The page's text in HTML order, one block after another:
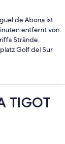
de Abona ist
entfernt von:
Strände.
Golf del Sur
TIGOT